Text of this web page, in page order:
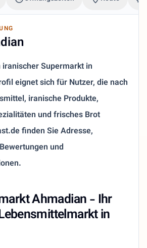
Supermarkt in
eignet sich für Nutzer, die nach
iranische Produkte,
und frisches Brot
finden Sie Adresse,
und
Ahmadian - Ihr
in